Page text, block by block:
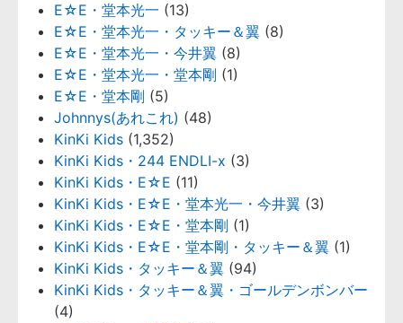
E☆E・堂本光一 (13)
E☆E・堂本光一・タッキー＆翼 (8)
E☆E・堂本光一・今井翼 (8)
E☆E・堂本光一・堂本剛 (1)
E☆E・堂本剛 (5)
Johnnys(あれこれ) (48)
KinKi Kids (1,352)
KinKi Kids・244 ENDLI-x (3)
KinKi Kids・E☆E (11)
KinKi Kids・E☆E・堂本光一・今井翼 (3)
KinKi Kids・E☆E・堂本剛 (1)
KinKi Kids・E☆E・堂本剛・タッキー＆翼 (1)
KinKi Kids・タッキー＆翼 (94)
KinKi Kids・タッキー＆翼・ゴールデンボンバー
(4)